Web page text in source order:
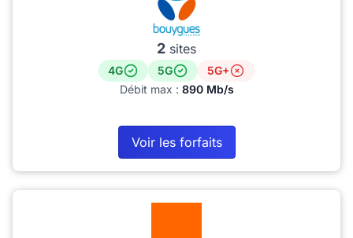
2 sites
4G 5G
5G+
Débit max : 890 Mb/s
Voir les forfaits